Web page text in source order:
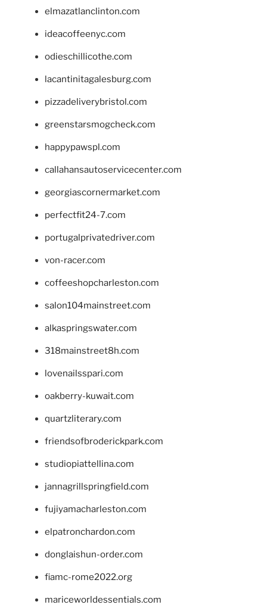
elmazatlanclinton.com
ideacoffeenyc.com
odieschillicothe.com
lacantinitagalesburg.com
pizzadeliverybristol.com
greenstarsmogcheck.com
happypawspl.com
callahansautoservicecenter.com
georgiascornermarket.com
perfectfit24-7.com
portugalprivatedriver.com
von-racer.com
coffeeshopcharleston.com
salon104mainstreet.com
alkaspringswater.com
318mainstreet8h.com
lovenailsspari.com
oakberry-kuwait.com
quartzliterary.com
friendsofbroderickpark.com
studiopiattellina.com
jannagrillspringfield.com
fujiyamacharleston.com
elpatronchardon.com
donglaishun-order.com
fiamc-rome2022.org
mariceworldessentials.com